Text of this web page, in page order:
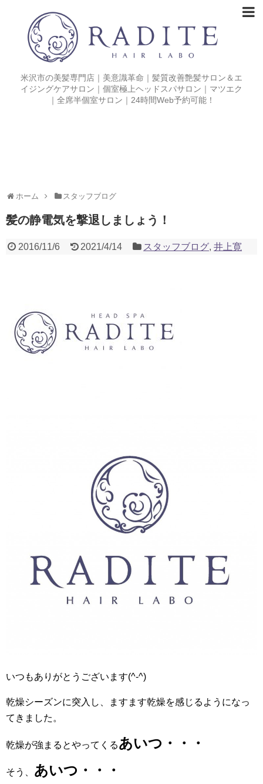
米沢市の美髪専門店｜美意識革命｜髪質改善艶髪サロン＆エ
イジングケアサロン｜個室極上ヘッドスパサロン｜マツエク
｜全席半個室サロン｜24時間Web予約可能！
ホーム スタッフブログ
髪の静電気を撃退しましょう！
2016/11/6 2021/4/14 スタッフブログ,井上寛
いつもありがとうございます(^-^)
乾燥シーズンに突入し、ますます乾燥を感じるようになっ
てきました。
乾燥が強まるとやってくるあいつ・・・
そう、 あいつ・・・